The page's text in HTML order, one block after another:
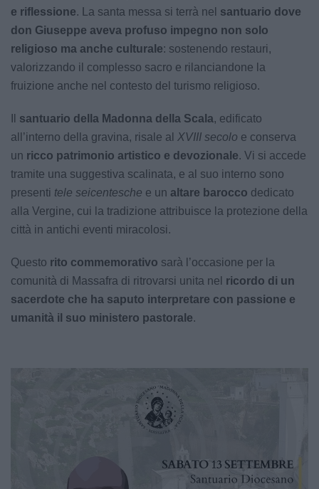
e riflessione. La santa messa si terrà nel santuario dove
don Giuseppe aveva profuso impegno non solo
religioso ma anche culturale: sostenendo restauri,
valorizzando il complesso sacro e rilanciandone la
fruizione anche nel contesto del turismo religioso.
santuario della Madonna della Scala, edificato
all’interno della gravina, risale al XVIII secolo e conserva
un ricco patrimonio artistico e devozionale. Vi si accede
tramite una suggestiva scalinata, e al suo interno sono
presenti tele seicentesche e un altare barocco dedicato
alla Vergine, cui la tradizione attribuisce la protezione della
città in antichi eventi miracolosi.
Questo rito commemorativo sarà l’occasione per la
comunità di Massafra di ritrovarsi unita nel ricordo di un
sacerdote che ha saputo interpretare con passione e
umanità il suo ministero pastorale.